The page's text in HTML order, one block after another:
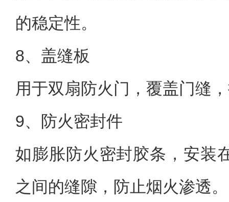
的稳定性。
8、盖缝板
用于双扇防火门，覆盖门缝
9、防火密封件
如膨胀防火密封胶条，安装
之间的缝隙，防止烟火渗透。